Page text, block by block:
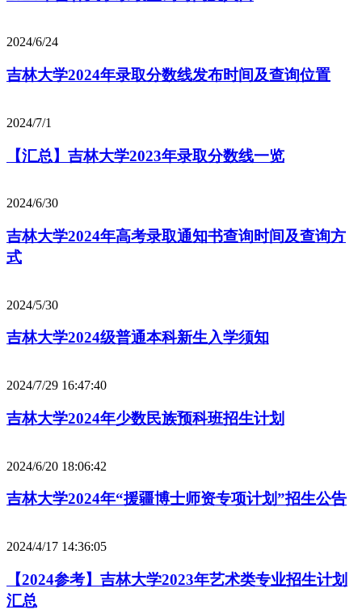
2024/6/24
吉林大学2024年录取分数线发布时间及查询位置
2024/7/1
【汇总】吉林大学2023年录取分数线一览
2024/6/30
吉林大学2024年高考录取通知书查询时间及查询方
式
2024/5/30
吉林大学2024级普通本科新生入学须知
2024/7/29 16:47:40
吉林大学2024年少数民族预科班招生计划
2024/6/20 18:06:42
吉林大学2024年“援疆博士师资专项计划”招生公告
2024/4/17 14:36:05
【2024参考】吉林大学2023年艺术类专业招生计划
汇总